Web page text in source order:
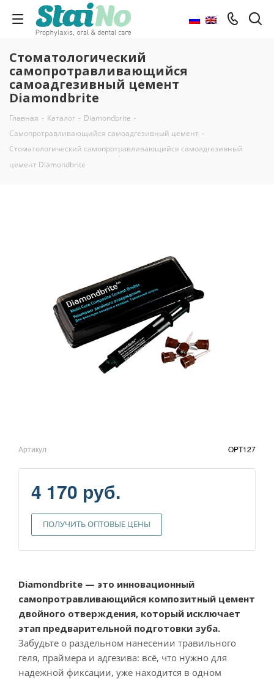
Стоматологический
самопротравливающийся
самоадгезивный цемент
Diamondbrite
Главная - Каталог - Diamondbrite -
Самопротравливающийся самоадгезивный цемент -
Стоматологический самопротравливающийся самоадгезивный
цемент Diamondbrite
Артикул OPT127
4 170 руб.
ПОЛУЧИТЬ ОПТОВЫЕ ЦЕНЫ
Diamondbrite — это инновационный
самопротравливающийся композитный цемент
двойного отверждения, который исключает
этап предварительной подготовки зуба.
Забудьте о раздельном нанесении травильного
геля, праймера и адгезива: всё, что нужно для
надежной фиксации, уже находится в одном